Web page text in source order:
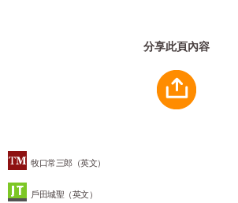
牧口常三郎（英文）
戶田城聖（英文）
分享此頁內容